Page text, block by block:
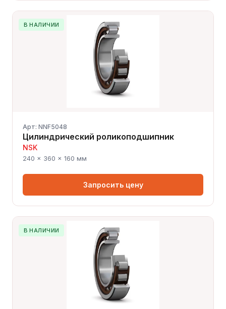
В НАЛИЧИИ
Арт: NNF5048
Цилиндрический роликоподшипник
NSK
240 × 360 × 160 мм
Запросить цену
В НАЛИЧИИ